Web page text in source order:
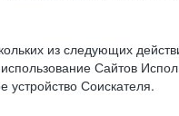
из следующих
Сайтов
Соискателя.